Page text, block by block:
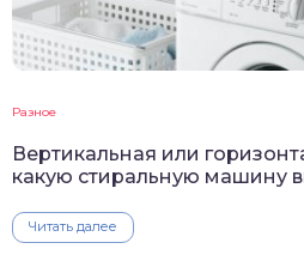
Разное
Вертикальная или
какую стиральную машину
Читать далее